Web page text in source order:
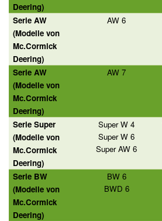
Deering)
Serie AW
(Modelle von
Mc.Cormick
Deering)
AW 6
Serie AW
(Modelle von
Mc.Cormick
Deering)
AW 7
Serie Super
(Modelle von
Mc.Cormick
Deering)
Super W 4
Super W 6
Super AW 6
Serie BW
(Modelle von
Mc.Cormick
Deering)
BW 6
BWD 6